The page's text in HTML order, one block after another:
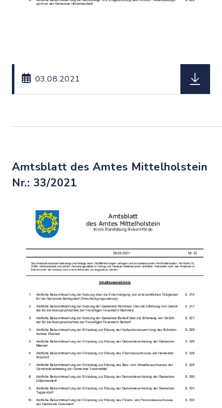
03.08.2021
Amtsblatt des Amtes Mittelholstein
Nr.: 33/2021